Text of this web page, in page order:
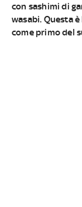
con sashimi di
wasabi. Questa
come ​primo del